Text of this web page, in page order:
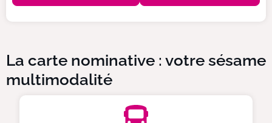
La carte nominative : votre sésame
multimodalité